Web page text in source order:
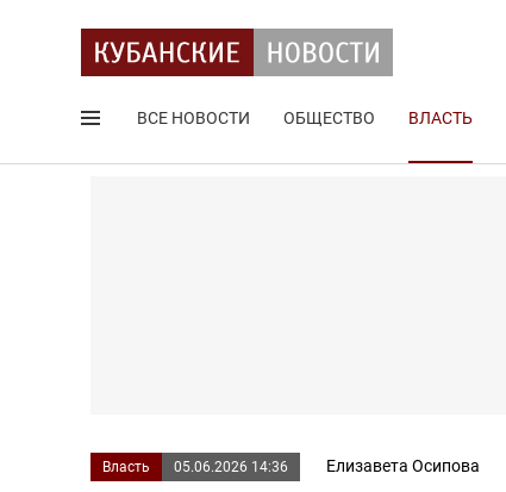
ВСЕ НОВОСТИ ОБЩЕСТВО ВЛАСТЬ
Власть 05.06.2026 14:36 Елизавета Осипова